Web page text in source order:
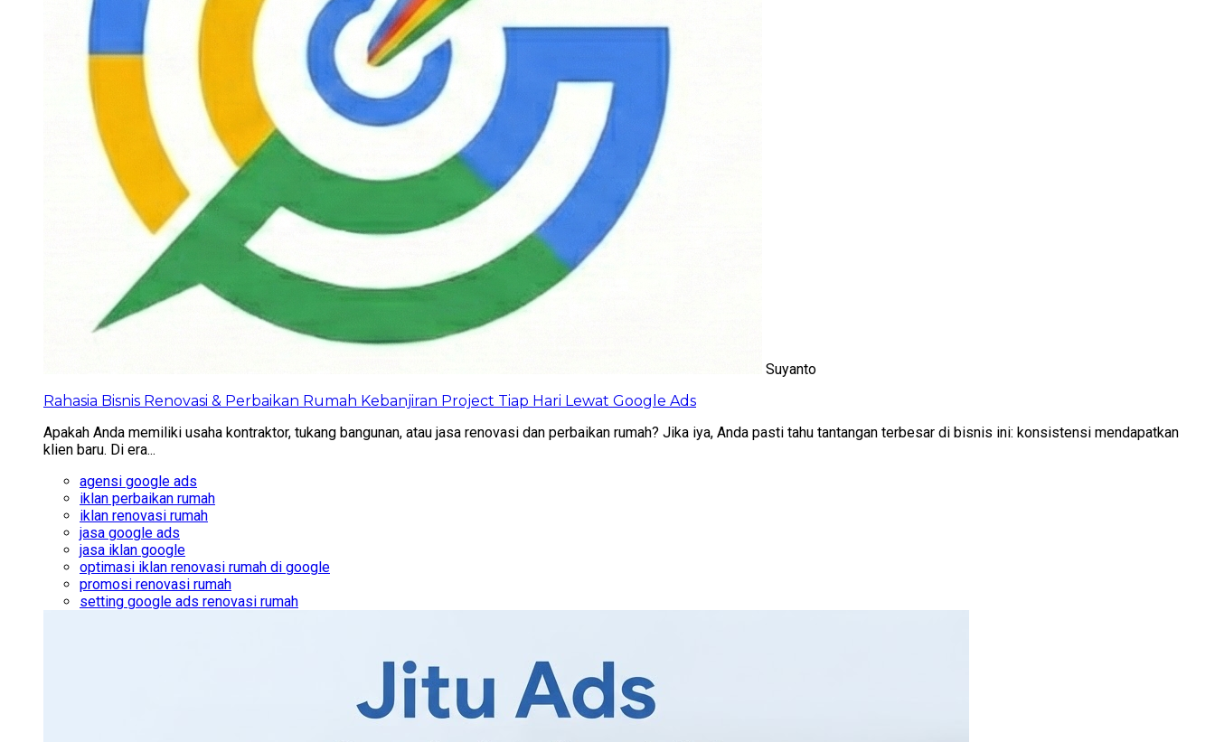
Suyanto
Rahasia Bisnis Renovasi & Perbaikan Rumah Kebanjiran Project Tiap Hari Lewat Google Ads
Apakah Anda memiliki usaha kontraktor, tukang bangunan, atau jasa renovasi dan perbaikan rumah? Jika iya, Anda pasti tahu tantangan terbesar di bisnis ini: konsistensi mendapatkan
klien baru. Di era...
agensi google ads
iklan perbaikan rumah
iklan renovasi rumah
jasa google ads
jasa iklan google
optimasi iklan renovasi rumah di google
promosi renovasi rumah
setting google ads renovasi rumah